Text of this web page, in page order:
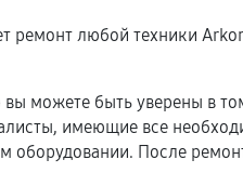
ремонт любой техники
можете быть уверены в
имеющие все
После